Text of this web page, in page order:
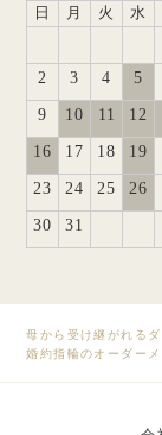
母から受け継がれる
婚約指輪のオーダー
日 月 火 水
2 3 4 5
9 10 11 12
16 17 18 19
23 24 25 26
30 31